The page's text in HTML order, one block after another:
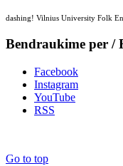
dashing! Vilnius University Folk
Bendraukime per /
Facebook
Instagram
YouTube
RSS
Go to top